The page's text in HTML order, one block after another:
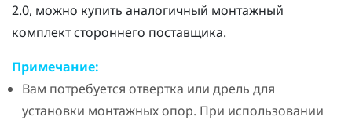
2.0, можно купить аналогичный монтажный
комплект стороннего поставщика.
Примечание:
Вам потребуется отвертка или дрель для
установки монтажных опор. При использовании